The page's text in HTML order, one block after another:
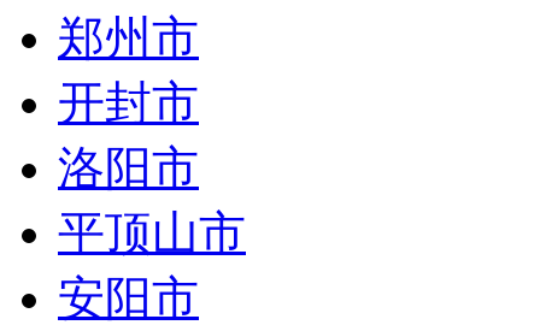
郑州市
开封市
洛阳市
平顶山市
安阳市